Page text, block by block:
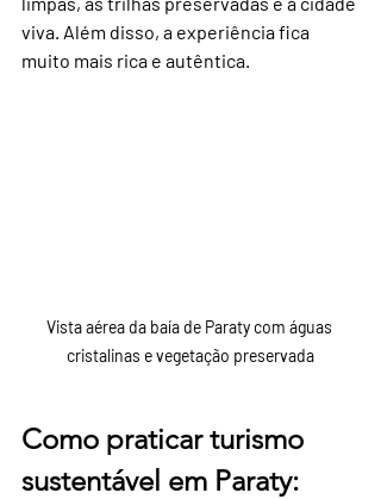
viva. Além disso, a experiência fica
muito mais rica e autêntica.
Vista aérea da baía de Paraty com águas
cristalinas e vegetação preservada
Como praticar turismo
sustentável em Paraty: